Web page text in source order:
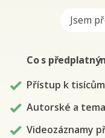
Jsem
Co s
Přístup k
Autorské a
Videozáznamy